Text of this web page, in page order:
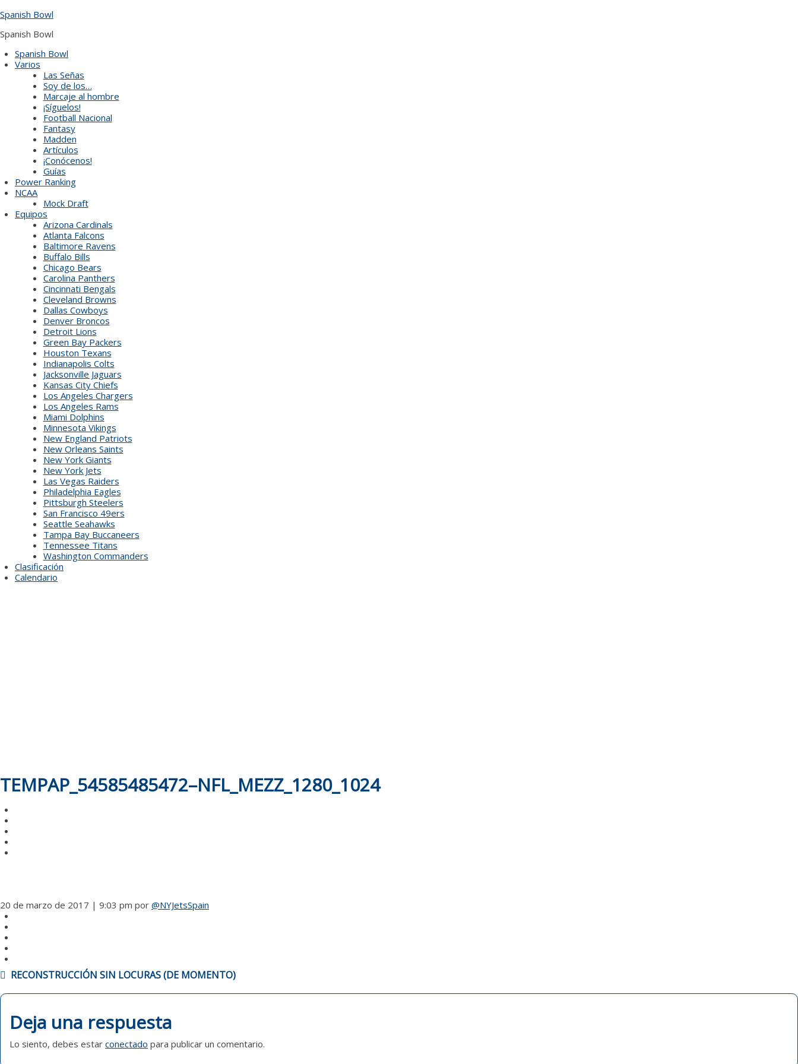
to
Spanish Bowl
Spanish Bowl
Spanish Bowl
Varios
Las Señas
Soy de los…
Marcaje al hombre
¡Síguelos!
Football Nacional
Fantasy
Madden
Artículos
¡Conócenos!
Guías
Power Ranking
NCAA
Mock Draft
Equipos
Arizona Cardinals
Atlanta Falcons
Baltimore Ravens
Buffalo Bills
Chicago Bears
Carolina Panthers
Cincinnati Bengals
Cleveland Browns
Dallas Cowboys
Denver Broncos
Detroit Lions
Green Bay Packers
Houston Texans
Indianapolis Colts
Jacksonville Jaguars
Kansas City Chiefs
Los Angeles Chargers
Los Angeles Rams
Miami Dolphins
Minnesota Vikings
New England Patriots
New Orleans Saints
New York Giants
New York Jets
Las Vegas Raiders
Philadelphia Eagles
Pittsburgh Steelers
San Francisco 49ers
Seattle Seahawks
Tampa Bay Buccaneers
Tennessee Titans
Washington Commanders
Clasificación
Calendario
TEMPAP_54585485472–NFL_MEZZ_1280_1024
20 de marzo de 2017 | 9:03 pm por @NYJetsSpain
NAVEGACIÓN
DE
ENTRADAS
RECONSTRUCCIÓN SIN LOCURAS (DE MOMENTO)
Deja una respuesta
Lo siento, debes estar conectado para publicar un comentario.